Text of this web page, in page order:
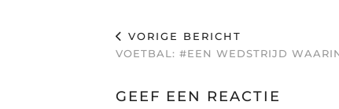
VORIGE BERICHT
VOETBAL: #EEN WEDSTRIJD
GEEF EEN REACTIE